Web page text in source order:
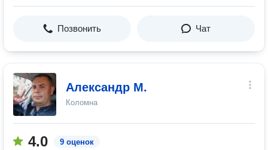
Позвонить Чат
Александр М.
Коломна
4.0 9 оценок